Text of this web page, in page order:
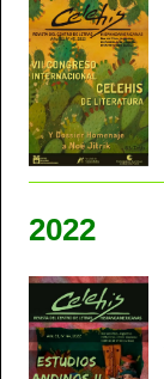
2022